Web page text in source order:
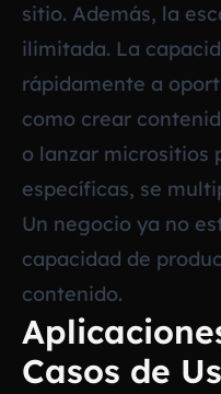
sitio. Además, la
ilimitada. La
rápidamente a
como crear
o lanzar micrositios
específicas, se
Un negocio ya no
capacidad de
contenido.
Casos de